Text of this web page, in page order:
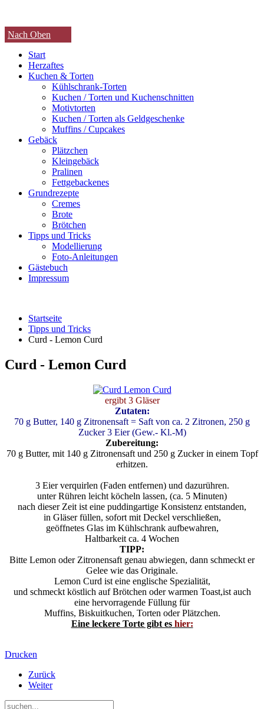
Nach Oben
Start
Herzaftes
Kuchen & Torten
Kühlschrank-Torten
Kuchen / Torten und Kuchenschnitten
Motivtorten
Kuchen / Torten als Geldgeschenke
Muffins / Cupcakes
Gebäck
Plätzchen
Kleingebäck
Pralinen
Fettgebackenes
Grundrezepte
Cremes
Brote
Brötchen
Tipps und Tricks
Modellierung
Foto-Anleitungen
Gästebuch
Impressum
Startseite
Tipps und Tricks
Curd - Lemon Curd
Curd - Lemon Curd
ergibt 3 Gläser
Zutaten:
70 g Butter, 140 g Zitronensaft = Saft von ca. 2 Zitronen, 250 g
Zucker 3 Eier (Gew.- Kl.-M)
Zubereitung:
70 g Butter, mit 140 g Zitronensaft und 250 g Zucker in einem Topf
erhitzen.
3 Eier verquirlen (Faden entfernen) und dazurühren.
unter Rühren leicht köcheln lassen, (ca. 5 Minuten)
nach dieser Zeit ist eine puddingartige Konsistenz entstanden,
in Gläser füllen, sofort mit Deckel verschließen,
geöffnetes Glas im Kühlschrank aufbewahren,
Haltbarkeit ca. 4 Wochen
TIPP:
Bitte Lemon oder Zitronensaft genau abwiegen, dann schmeckt er
Gelee wie das Originale.
Lemon Curd ist eine englische Spezialität,
und schmeckt köstlich auf Brötchen oder warmen Toast,ist auch
eine hervorragende Füllung für
Muffins, Biskuitkuchen, Torten oder Plätzchen.
Eine leckere Torte gibt eshier:
Drucken
Zurück
Weiter